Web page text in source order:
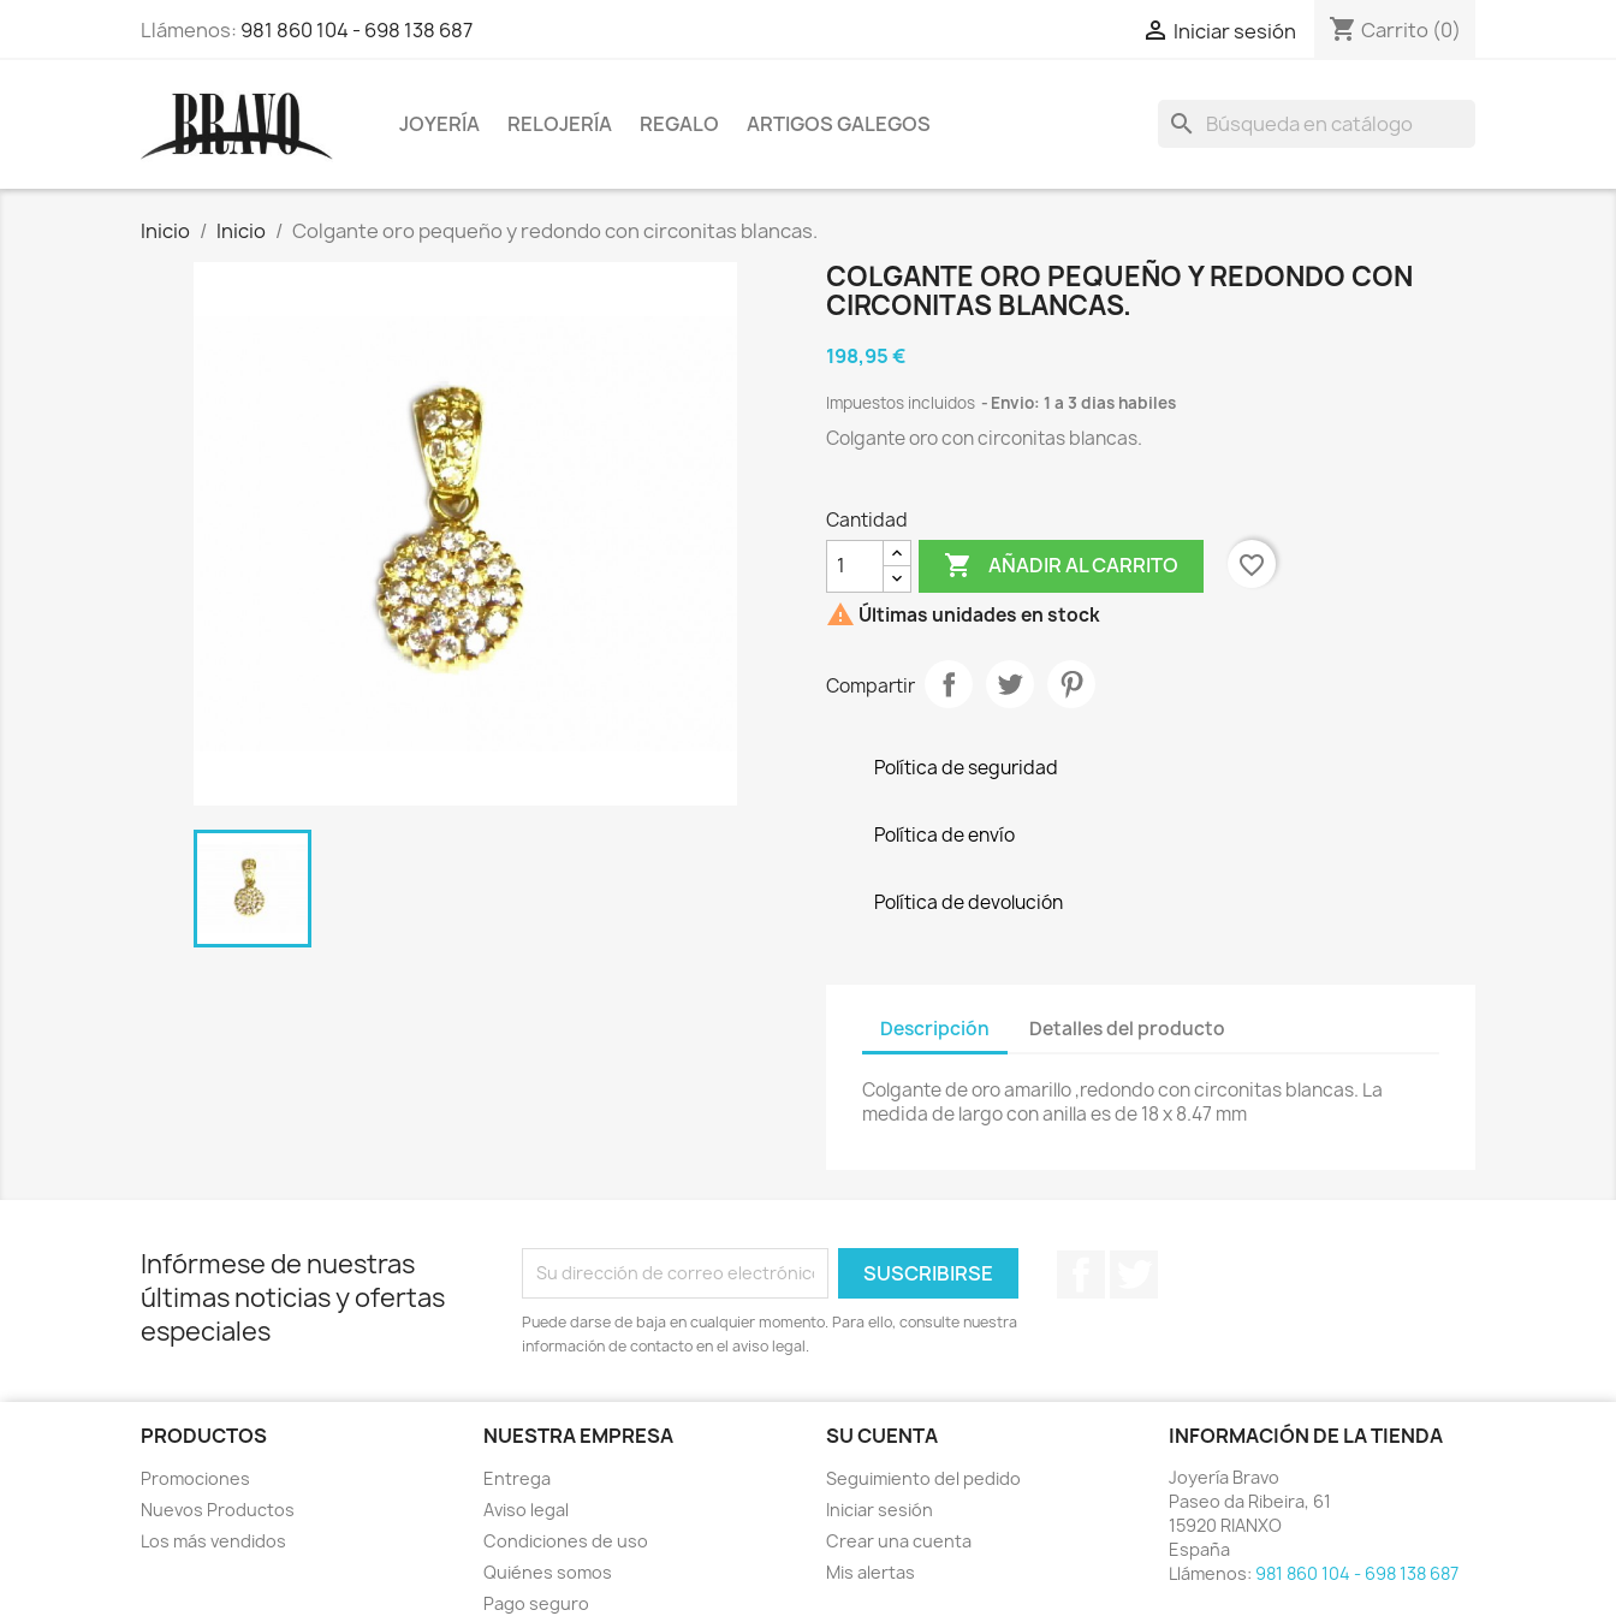
Llámenos: 981 860 104 - 698 138 687  Iniciar sesión shopping_cart Carrito (0)
JOYERÍA RELOJERÍA REGALO ARTIGOS GALEGOS search
Inicio Inicio Colgante oro pequeño y redondo con circonitas blancas.
COLGANTE ORO PEQUEÑO Y REDONDO CON
CIRCONITAS BLANCAS.
198,95 €
Impuestos incluidos Envio: 1 a 3 dias habiles
Colgante oro con circonitas blancas.
Cantidad
 AÑADIR AL CARRITO
favorite_border
 Últimas unidades en stock
Compartir
Política de seguridad
Política de envío
Política de devolución
Descripción Detalles del producto
Colgante de oro amarillo ,redondo con circonitas blancas. La
medida de largo con anilla es de 18 x 8.47 mm
Infórmese de nuestras
últimas noticias y ofertas
especiales
Puede darse de baja en cualquier momento. Para ello, consulte nuestra
información de contacto en el aviso legal.
PRODUCTOS
Promociones
Nuevos Productos
Los más vendidos
NUESTRA EMPRESA
Entrega
Aviso legal
Condiciones de uso
Quiénes somos
Pago seguro
SU CUENTA
Seguimiento del pedido
Iniciar sesión
Crear una cuenta
Mis alertas
INFORMACIÓN DE LA TIENDA
Joyería Bravo
Paseo da Ribeira, 61
15920 RIANXO
España
Llámenos: 981 860 104 - 698 138 687